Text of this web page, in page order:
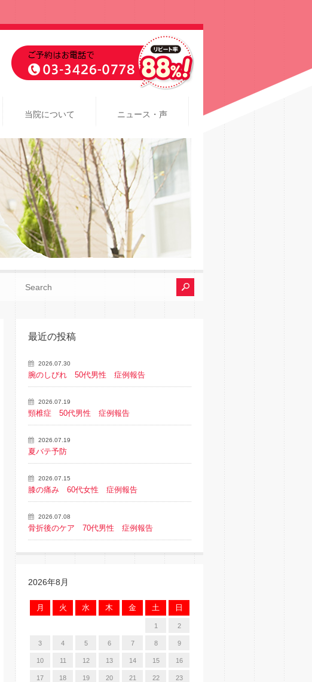
当院について ニュース・声
最近の投稿
2026.07.30
腕のしびれ 50代男性 症例報告
2026.07.19
頸椎症 50代男性 症例報告
2026.07.19
夏バテ予防
2026.07.15
膝の痛み 60代女性 症例報告
2026.07.08
骨折後のケア 70代男性 症例報告
2026年8月
月 火 水 木 金 土 日
1 2
3 4 5 6 7 8 9
10 11 12 13 14 15 16
17 18 19 20 21 22 23